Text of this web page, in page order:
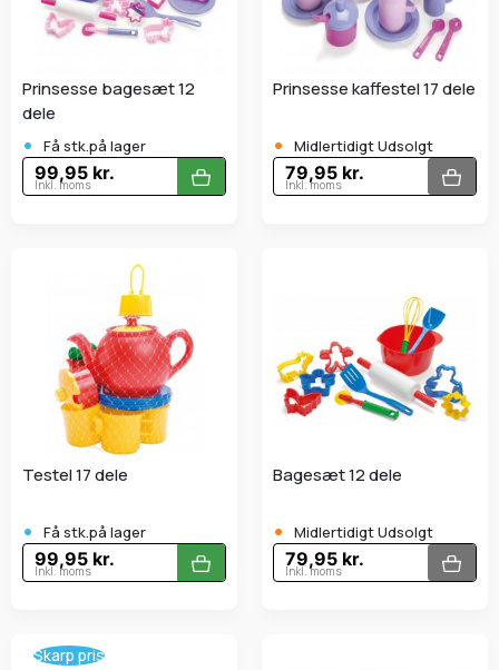
Prinsesse bagesæt 12
dele
• Få stk.på lager
99,95 kr.
Inkl. moms
Prinsesse kaffestel 17 dele
• Midlertidigt Udsolgt
79,95 kr.
Inkl. moms
Testel 17 dele
• Få stk.på lager
99,95 kr.
Inkl. moms
Bagesæt 12 dele
• Midlertidigt Udsolgt
79,95 kr.
Inkl. moms
Skarp pris